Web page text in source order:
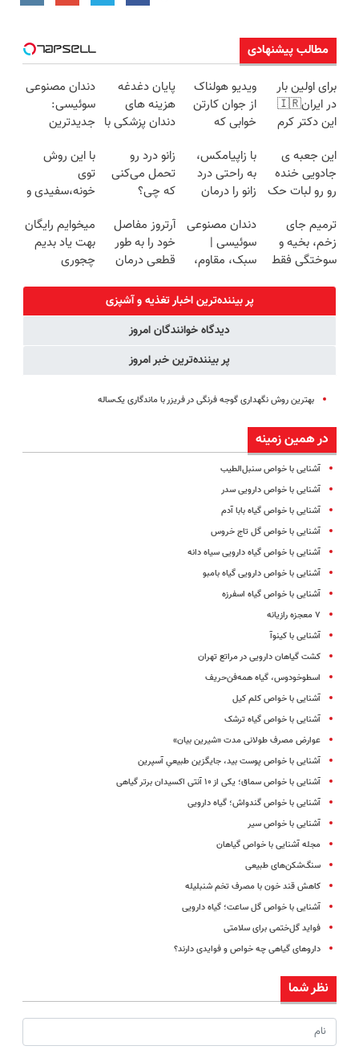
مطالب پیشنهادی
برای اولین بار
در ایران🇮🇷
این دکتر کرم
روزه ساخت!
ویدیو هولناک
از جوان کارتن
خوابی که
آموزش رایگان
پایان دغدغه
هزینه های
دندان پزشکی با
کننده خانگی
دندان مصنوعی
سوئیسی:
جدیدترین
سبک و مقاوم |
پرداخت قسطی
این جعبه ی
جادویی خنده
رو رو لبات حک
خرید40%تخفیف
با زاپیامکس،
به راحتی درد
زانو را درمان
زانو درد رو
تحمل می‌کنی
که چی؟
همین‌جاست!
با این روش
توی
خونه،سفیدی و
برگردون
(40%off)
ترمیم جای
زخم، بخیه و
سوختگی فقط
دندان مصنوعی
سوئیسی |
سبک، مقاوم،
رایگان+پرداخت
اقساطی😍
آرتروز مفاصل
خود را به طور
قطعی درمان
◂پرسش‌نامه▸
میخوایم رایگان
بهت یاد بدیم
چجوری
مجانیه
پر بیننده‌ترین اخبار تغذیه و آشپزی
دیدگاه خوانندگان امروز
پر بیننده‌ترین خبر امروز
بهترین روش نگهداری گوجه فرنگی در فریزر با ماندگاری یک‌ساله
در همین زمینه
آشنایی با خواص سنبل‌الطیب
آشنایی با خواص دارویی سدر
آشنایی با خواص گیاه بابا آدم
آشنایی با خواص گل تاج خروس
آشنایی با خواص گیاه دارویی سیاه دانه
آشنایی با خواص دارویی گیاه بامبو
آشنایی با خواص گیاه اسفرزه
۷ معجزه رازیانه
آشنایی با کینوآ
کشت گیاهان دارویی در مراتع تهران
اسطوخودوس، گیاه همه‌فن‌حریف
آشنایی با خواص کلم کیل
آشنایی با خواص گیاه ترشک
عوارض مصرف طولانی مدت «شیرین‌ بیان»
آشنایی با خواص پوست بید، جایگزین طبیعیِ آسپرین
آشنایی با خواص سماق؛ یکی از ۱۰ آنتی اکسیدان برتر گیاهی
آشنایی با خواص گندواش؛ گیاه دارویی
آشنایی با خواص سیر
مجله آشنایی با خواص گیاهان
سنگ‌شکن‌های طبیعی
کاهش قند خون با مصرف تخم شنبلیله
آشنایی با خواص گل ساعت؛ گیاه دارویی
فواید گل‌ختمی برای سلامتی
داروهای گیاهی چه خواص و فوایدی دارند؟
نظر شما